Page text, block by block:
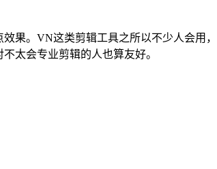
效果。VN这类剪辑工具之所以不少人会用
太会专业剪辑的人也算友好。